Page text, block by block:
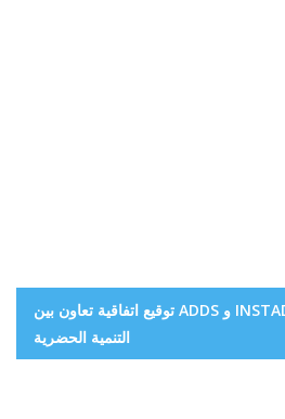
توقيع اتفاقية تعاون بين ADDS و INSTAD لإجراء دراسة حول
التنمية الحضرية